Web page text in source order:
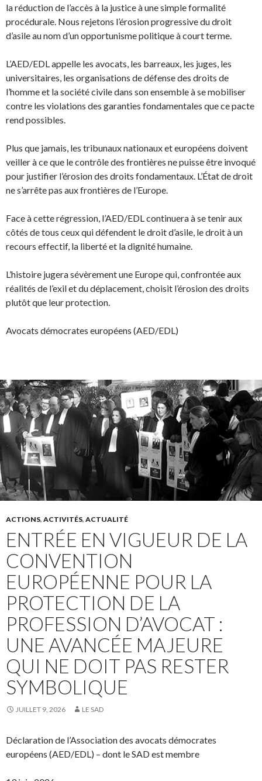
la réduction de l’accès à la justice à une simple formalité
procédurale. Nous rejetons l’érosion progressive du droit
d’asile au nom d’un opportunisme politique à court terme.
L’AED/EDL appelle les avocats, les barreaux, les juges, les
universitaires, les organisations de défense des droits de
l’homme et la société civile dans son ensemble à se mobiliser
contre les violations des garanties fondamentales que ce pacte
rend possibles.
Plus que jamais, les tribunaux nationaux et européens doivent
veiller à ce que le contrôle des frontières ne puisse être invoqué
pour justifier l’érosion des droits fondamentaux. L’État de droit
ne s’arrête pas aux frontières de l’Europe.
Face à cette régression, l’AED/EDL continuera à se tenir aux
côtés de tous ceux qui défendent le droit d’asile, le droit à un
recours effectif, la liberté et la dignité humaine.
L’histoire jugera sévèrement une Europe qui, confrontée aux
réalités de l’exil et du déplacement, choisit l’érosion des droits
plutôt que leur protection.
Avocats démocrates européens (AED/EDL)
ACTIONS, ACTIVITÉS, ACTUALITÉ
ENTRÉE EN VIGUEUR DE LA
CONVENTION
EUROPÉENNE POUR LA
PROTECTION DE LA
PROFESSION D’AVOCAT :
UNE AVANCÉE MAJEURE
QUI NE DOIT PAS RESTER
SYMBOLIQUE
JUILLET 9, 2026 LE SAD
Déclaration de l’Association des avocats démocrates
européens (AED/EDL) – dont le SAD est membre